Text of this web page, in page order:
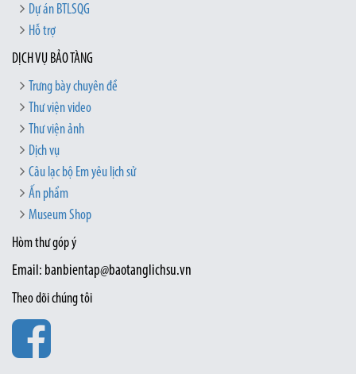
Dự án BTLSQG
Hỗ trợ
DỊCH VỤ BẢO TÀNG
Trưng bày chuyên đề
Thư viện video
Thư viện ảnh
Dịch vụ
Câu lạc bộ Em yêu lịch sử
Ấn phẩm
Museum Shop
Hòm thư góp ý
Email: banbientap@baotanglichsu.vn
Theo dõi chúng tôi